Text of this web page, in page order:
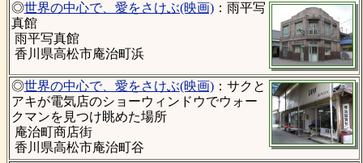
◎世界の中心で、愛をさけぶ(映画)：雨平写
真館
雨平写真館
香川県高松市庵治町浜
◎世界の中心で、愛をさけぶ(映画)：サクと
アキが電気店のショーウィンドウでウォー
クマンを見つけ眺めた場所
庵治町商店街
香川県高松市庵治町谷